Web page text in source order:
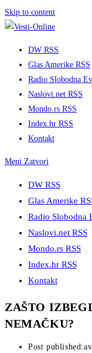
Skip to content
DW RSS
Glas Amerike RSS
Radio Slobodna
Naslovi.net RSS
Mondo.rs RSS
Index.hr RSS
Kontakt
Meni Zatvori
DW RSS
Glas Amerike
Radio Slobodna
Naslovi.net RSS
Mondo.rs RSS
Index.hr RSS
Kontakt
ZAŠTO
NEMAČKU?
Post published: